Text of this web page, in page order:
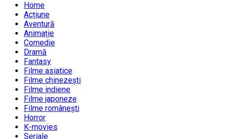
Home
Acțiune
Aventură
Animație
Comedie
Dramă
Fantasy
Filme asiatice
Filme chinezești
Filme indiene
Filme japoneze
Filme românești
Horror
K-movies
Seriale